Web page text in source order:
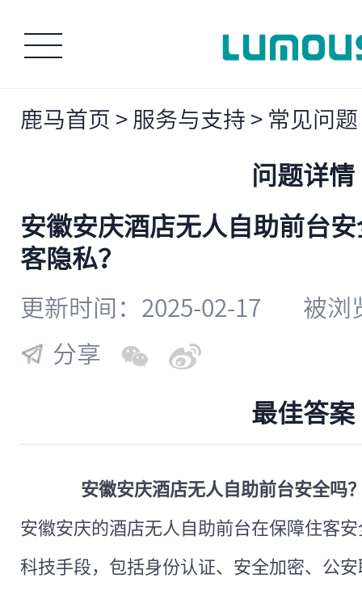
鹿马首页 > 服务与支持 > 常见问题
问题详情
安徽安庆酒店无人自助前台
客隐私？
更新时间：2025-02-17
被浏
分享
最佳答案
安徽安庆酒店无人自助前台安全吗
安徽安庆的酒店无人自助前台在保障住客
科技手段，包括身份认证、安全加密、公